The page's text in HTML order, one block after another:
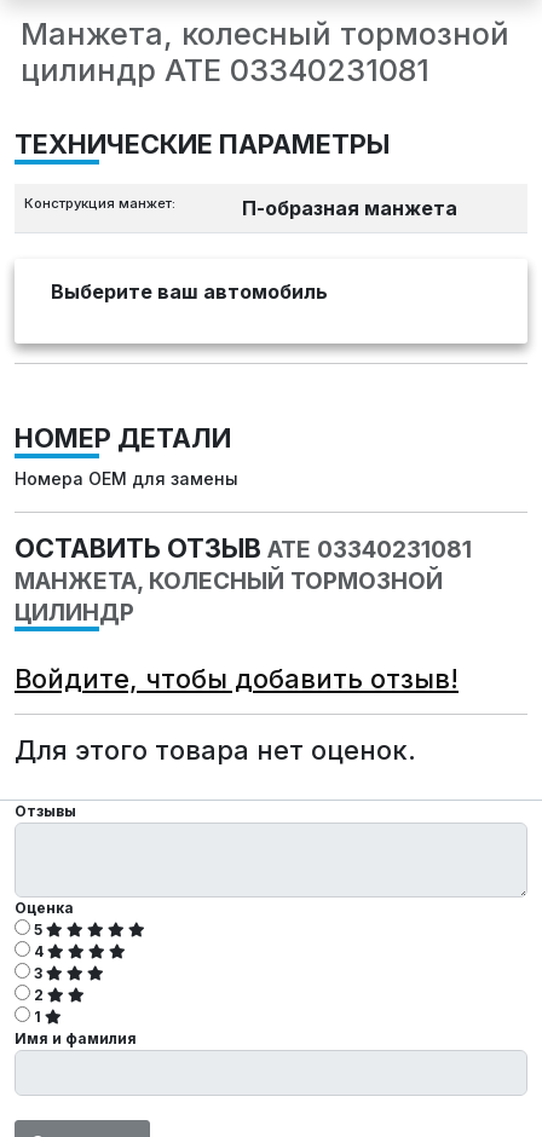
Манжета, колесный тормозной
цилиндр ATE 03340231081
ТЕХНИЧЕСКИЕ ПАРАМЕТРЫ
Конструкция манжет: П-образная манжета
Выберите ваш автомобиль
НОМЕР ДЕТАЛИ
Номера OEM для замены
ОСТАВИТЬ ОТЗЫВ ATE 03340231081
МАНЖЕТА, КОЛЕСНЫЙ ТОРМОЗНОЙ
ЦИЛИНДР
Войдите, чтобы добавить отзыв!
Для этого товара нет оценок.
Отзывы
Оценка
5
4
3
2
1
Имя и фамилия